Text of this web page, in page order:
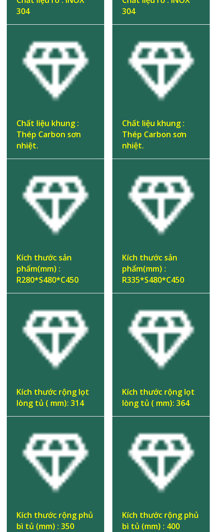
304
Chất liệu khung :
Thép Carbon sơn
nhiệt.
Kích thước sản
phẩm(mm) :
R280*S480*C450
Kích thước rộng lọt
lòng tủ ( mm): 314
Kích thước rộng phủ
bì tủ (mm) : 350
304
Chất liệu khung :
Thép Carbon sơn
nhiệt.
Kích thước sản
phẩm(mm) :
R335*S480*C450
Kích thước rộng lọt
lòng tủ ( mm): 364
Kích thước rộng phủ
bì tủ (mm) : 400